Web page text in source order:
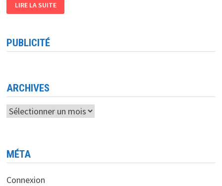
&
CONCURRENCE
LA
SYNERGIE
ET
TÉLÉCOMS
LIRE LA SUITE
PUBLICITÉ
ARCHIVES
Archives
MÉTA
Connexion